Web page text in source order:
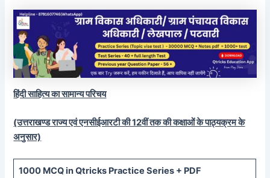
हिंदी साहित्य का सामान्य परिचय
(उत्तराखण्ड राज्य एवं एनसीईआरटी की 12वीं तक की कक्षाओं के पाठ्यक्रम के
अनुसार)
1000 MCQin Qtricks Practice Series + PDF